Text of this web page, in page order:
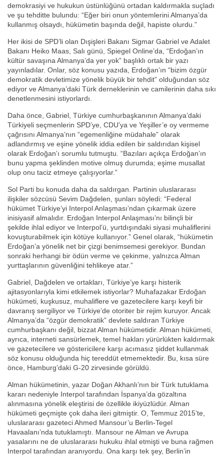
demokrasiyi ve hukukun üstünlüğünü ortadan kaldırmakla suçladı
ve şu tehditte bulundu: “Eğer biri onun yöntemlerini Almanya’da
kullanmış olsaydı, hükümetin başında değil, hapiste olurdu.”
Her ikisi de SPD’li olan Dışişleri Bakanı Sigmar Gabriel ve Adalet
Bakanı Heiko Maas, Salı günü, Spiegel Online’da, “Erdoğan’ın
kültür savaşına Almanya’da yer yok” başlıklı ortak bir yazı
yayınladılar. Onlar, söz konusu yazıda, Erdoğan’ın “bizim özgür
demokratik devletimize yönelik büyük bir tehdit” olduğundan söz
ediyor ve Almanya’daki Türk derneklerinin ve camilerinin daha sıkı
denetlenmesini istiyorlardı.
Daha önce, Gabriel, Türkiye cumhurbaşkanının Almanya’daki
Türkiyeli seçmenlerin SPD’ye, CDU’ya ve Yeşiller’e oy vermeme
çağrısını Almanya’nın “egemenliğine müdahale” olarak
adlandırmış ve eşine yönelik iddia edilen bir saldırıdan kişisel
olarak Erdoğan’ı sorumlu tutmuştu. “Bazıları açıkça Erdoğan’ın
bunu yapma şeklinden motive olmuş durumda; eşime musallat
olup onu taciz etmeye çalışıyorlar.”
Sol Parti bu konuda daha da saldırgan. Partinin uluslararası
ilişkiler sözcüsü Sevim Dağdelen, şunları söyledi: “Federal
hükümet Türkiye’yi Interpol Anlaşması’ndan çıkarmak üzere
inisiyasif almalıdır. Erdoğan Interpol Anlaşması’nı bilinçli bir
şekilde ihlal ediyor ve Interpol’ü, yurtdışındaki siyasi muhaliflerini
kovuşturabilmek için kötüye kullanıyor.” Genel olarak, “hükümetin
Erdoğan’a yönelik net bir çizgi benimsemesi gerekiyor. Bundan
sonraki herhangi bir ödün verme ve çekinme, yalnızca Alman
yurttaşlarının güvenliğini tehlikeye atar.”
Gabriel, Dağdelen ve ortakları, Türkiye’ye karşı histerik
ajitasyonlarıyla kimi etkilemek istiyorlar? Muhafazakar Erdoğan
hükümeti, kuşkusuz, muhaliflere ve gazetecilere karşı keyfi bir
davranış sergiliyor ve Türkiye’de otoriter bir rejim kuruyor. Ancak
Almanya’da “özgür demokratik” devlete saldıran Türkiye
cumhurbaşkanı değil, bizzat Alman hükümetidir. Alman hükümeti,
ayrıca, interneti sansürlemek, temel hakları yürürlükten kaldırmak
ve gazetecilere ve göstericilere karşı acımasız şiddet kullanmak
söz konusu olduğunda hiç tereddüt etmemektedir. Bu, kısa süre
önce, Hamburg’daki G-20 zirvesinde görüldü.
Alman hükümetinin, yazar Doğan Akhanlı’nın bir Türk tutuklama
kararı nedeniyle Interpol tarafından İspanya’da gözaltına
alınmasına yönelik eleştirisi de özellikle ikiyüzlüdür. Alman
hükümeti geçmişte çok daha ileri gitmiştir. O, Temmuz 2015’te,
uluslararası gazeteci Ahmed Mansour’u Berlin-Tegel
Havaalanı’nda tutuklamıştı. Mansour ne Alman ve Avrupa
yasalarını ne de uluslararası hukuku ihlal etmişti ve buna rağmen
Interpol tarafından aranıyordu. Ona karşı tek şey, Berlin’in